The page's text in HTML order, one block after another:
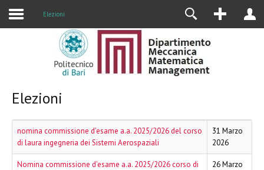
Elezioni
Elezioni
nomina commissione d'esame a.a. 2025/2026 del corso
di laura ingegneria dei Sistemi Aerospaziali
31 Marzo
2026
Nomina commissione d'esame a.a. 2025/2026 corso di
26 Marzo